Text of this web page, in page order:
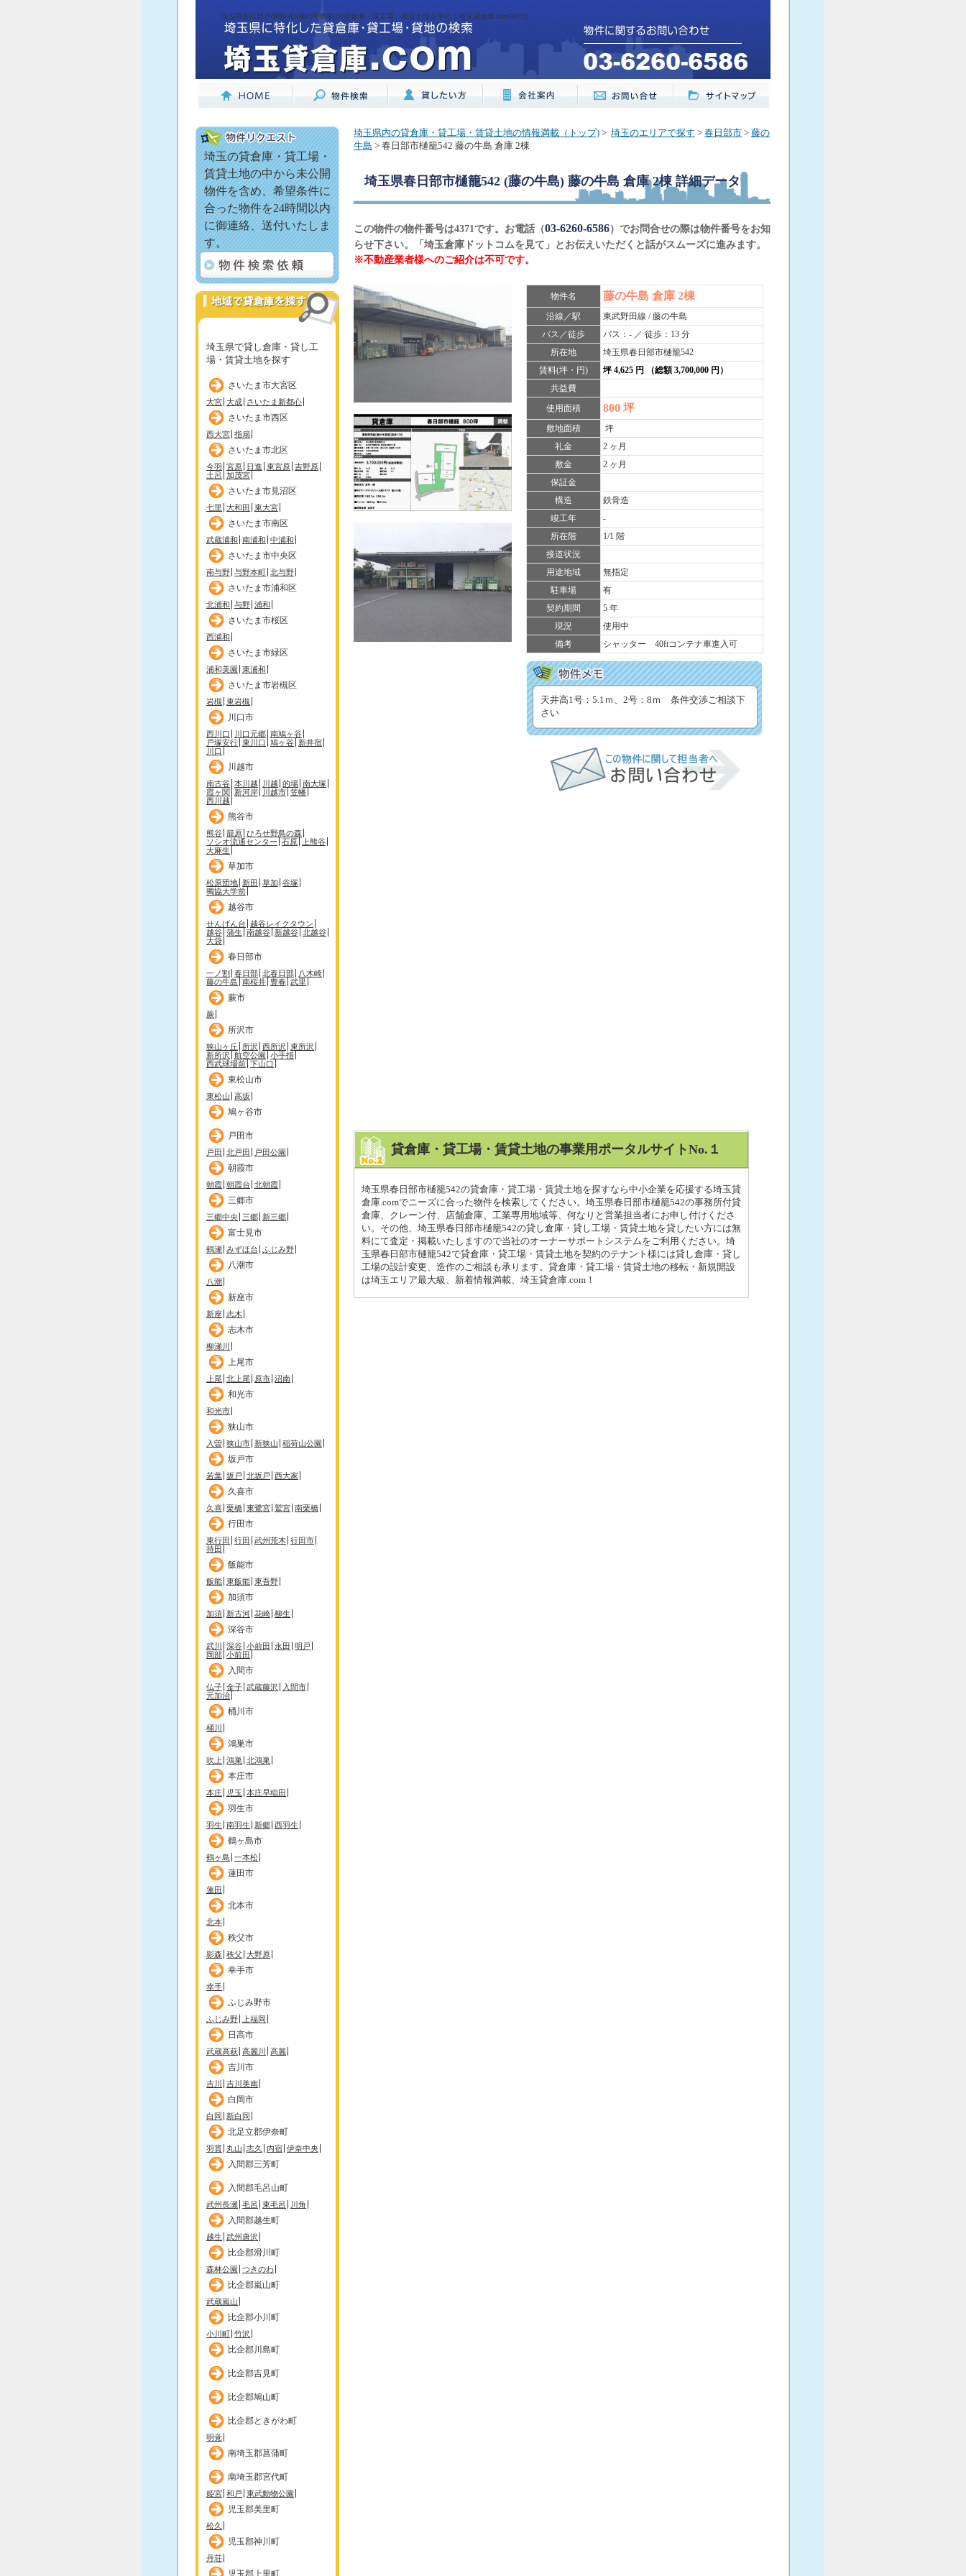
埼玉県春日部市樋籠542(藤の牛島駅)の貸倉庫・貸工場・賃貸土地を仲介｜埼玉貸倉庫.com[4371]
埼玉の貸倉庫・貸工場・
賃貸土地の中から未公開
物件を含め、希望条件に
合った物件を24時間以内
に御連絡、送付いたしま
す。
埼玉県で貸し倉庫・貸し工
場・賃貸土地を探す
さいたま市大宮区
大宮 大成 さいたま新都心
さいたま市西区
西大宮 指扇
さいたま市北区
今羽 宮原 日進 東宮原 吉野原
土呂 加茂宮
さいたま市見沼区
七里 大和田 東大宮
さいたま市南区
武蔵浦和 南浦和 中浦和
さいたま市中央区
南与野 与野本町 北与野
さいたま市浦和区
北浦和 与野 浦和
さいたま市桜区
西浦和
さいたま市緑区
浦和美園 東浦和
さいたま市岩槻区
岩槻 東岩槻
川口市
西川口 川口元郷 南鳩ヶ谷
戸塚安行 東川口 鳩ヶ谷 新井宿
川口
川越市
南古谷 本川越 川越 的場 南大塚
霞ヶ関
新河岸 川越市 笠幡
西川越
熊谷市
熊谷 籠原 ひろせ野鳥の森
ソシオ流通センター 石原
上熊谷
大麻生
草加市
松原団地 新田 草加 谷塚
獨協大学前
越谷市
せんげん台 越谷レイクタウン
越谷 蒲生 南越谷 新越谷 北越谷
大袋
春日部市
一ノ割 春日部 北春日部
八木崎
藤の牛島 南桜井 豊春 武里
蕨市
蕨
所沢市
狭山ヶ丘 所沢 西所沢 東所沢
新所沢 航空公園
小手指
西武球場前 下山口
東松山市
東松山 高坂
鳩ヶ谷市
戸田市
戸田 北戸田 戸田公園
朝霞市
朝霞 朝霞台 北朝霞
三郷市
三郷中央 三郷 新三郷
富士見市
鶴瀬 みずほ台 ふじみ野
八潮市
八潮
新座市
新座 志木
志木市
柳瀬川
上尾市
上尾 北上尾 原市 沼南
和光市
和光市
狭山市
入曽 狭山市 新狭山 稲荷山公園
坂戸市
若葉 坂戸 北坂戸 西大家
久喜市
久喜 栗橋 東鷺宮 鷲宮 南栗橋
行田市
東行田 行田 武州荒木 行田市
持田
飯能市
飯能 東飯能 東吾野
加須市
加須 新古河 花崎 柳生
深谷市
武川 深谷 小前田 永田 明戸
岡部 小前田
入間市
仏子 金子 武蔵藤沢
入間市
元加治
桶川市
桶川
鴻巣市
吹上 鴻巣 北鴻巣
本庄市
本庄 児玉 本庄早稲田
羽生市
羽生 南羽生 新郷 西羽生
鶴ヶ島市
鶴ヶ島 一本松
蓮田市
蓮田
北本市
北本
秩父市
影森 秩父 大野原
幸手市
幸手
ふじみ野市
ふじみ野 上福岡
日高市
武蔵高萩 高麗川 高麗
吉川市
吉川 吉川美南
白岡市
白岡 新白岡
北足立郡伊奈町
羽貫 丸山 志久 内宿 伊奈中央
入間郡三芳町
入間郡毛呂山町
武州長瀬 毛呂 東毛呂 川角
入間郡越生町
越生 武州唐沢
比企郡滑川町
森林公園 つきのわ
比企郡嵐山町
武蔵嵐山
比企郡小川町
小川町 竹沢
比企郡川島町
比企郡吉見町
比企郡鳩山町
比企郡ときがわ町
明覚
南埼玉郡菖蒲町
南埼玉郡宮代町
姫宮 和戸 東武動物公園
児玉郡美里町
松久
児玉郡神川町
丹荘
児玉郡上里町
埼玉県内の貸倉庫・貸工場・賃貸土地の情報満載（トップ) > 埼玉のエリアで探す > 春日部市 > 藤の
牛島 > 春日部市樋籠542 藤の牛島 倉庫 2棟
埼玉県春日部市樋籠542 (藤の牛島) 藤の牛島 倉庫 2棟詳細データ
この物件の物件番号は4371です。お電話（03-6260-6586）でお問合せの際は物件番号をお知
らせ下さい。「埼玉倉庫ドットコムを見て」とお伝えいただくと話がスムーズに進みます。
※不動産業者様へのご紹介は不可です。
物件名 藤の牛島 倉庫 2棟
沿線／駅
東武野田線 / 藤の牛島
バス／徒歩
バス：- ／ 徒歩：13 分
所在地
埼玉県春日部市樋籠542
賃料(坪・円)
坪 4,625 円 （総額 3,700,000 円）
共益費
使用面積
800 坪
敷地面積
坪
礼金
2 ヶ月
敷金
2 ヶ月
保証金
構造
鉄骨造
竣工年
-
所在階
1/1 階
接道状況
用途地域
無指定
駐車場
有
契約期間
5 年
現況
使用中
備考
シャッター 40ftコンテナ車進入可
天井高1号：5.1ｍ、2号：8ｍ 条件交渉ご相談下
さい
貸倉庫・貸工場・賃貸土地の事業用ポータルサイトNo.１
埼玉県春日部市樋籠542の貸倉庫・貸工場・賃貸土地を探すなら中小企業を応援する埼玉貸
倉庫.comでニーズに合った物件を検索してください。埼玉県春日部市樋籠542の事務所付貸
倉庫、クレーン付、店舗倉庫、工業専用地域等、何なりと営業担当者にお申し付けくださ
い。その他、埼玉県春日部市樋籠542の貸し倉庫・貸し工場・賃貸土地を貸したい方には無
料にて査定・掲載いたしますので当社のオーナーサポートシステムをご利用ください。埼
玉県春日部市樋籠542で貸倉庫・貸工場・賃貸土地を契約のテナント様には貸し倉庫・貸し
工場の設計変更、造作のご相談も承ります。貸倉庫・貸工場・賃貸土地の移転・新規開設
は埼玉エリア最大級、新着情報満載、埼玉貸倉庫.com！